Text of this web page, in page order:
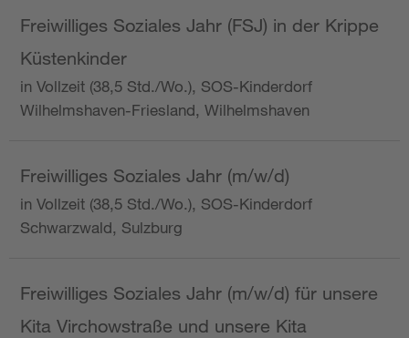
Freiwilliges Soziales Jahr (FSJ) in der Krippe
Küstenkinder
in Vollzeit (38,5 Std./Wo.), SOS-Kinderdorf
Wilhelmshaven-Friesland, Wilhelmshaven
Freiwilliges Soziales Jahr (m/w/d)
in Vollzeit (38,5 Std./Wo.), SOS-Kinderdorf
Schwarzwald, Sulzburg
Freiwilliges Soziales Jahr (m/w/d) für unsere
Kita Virchowstraße und unsere Kita